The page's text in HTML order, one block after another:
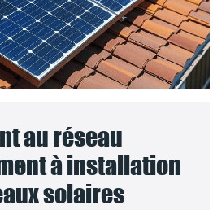
au réseau
à installation
solaires